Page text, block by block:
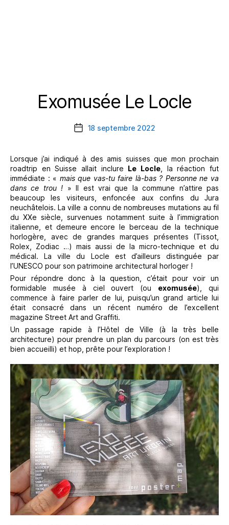
Catégories
Exomusée Le Locle
Date18 septembre 2022
Lorsque j’ai indiqué à des amis suisses que mon prochain
roadtrip en Suisse allait inclure Le Locle , la réaction fut
immédiate : « mais que vas-tu faire là-bas ? Personne ne va
dans ce trou ! » Il est vrai que la commune n’attire pas
beaucoup les visiteurs, enfoncée aux confins du Jura
neuchâtelois. La ville a connu de nombreuses mutations au fil
du XXe siècle, survenues notamment suite à l’immigration
italienne, et demeure encore le berceau de la technique
horlogère, avec de grandes marques présentes (Tissot,
Rolex, Zodiac …) mais aussi de la micro-technique et du
médical. La ville du Locle est d’ailleurs distinguée par
l’UNESCO pour son patrimoine architectural horloger !
Pour répondre donc à la question, c’était pour voir un
formidable musée à ciel ouvert (ou exomusée), qui
commence à faire parler de lui, puisqu’un grand article lui
était consacré dans un récent numéro de l’excellent
magazine Street Art and Graffiti.
Un passage rapide à l’Hôtel de Ville (à la très belle
architecture) pour prendre un plan du parcours (on est très
bien accueilli) et hop, prête pour l’exploration !